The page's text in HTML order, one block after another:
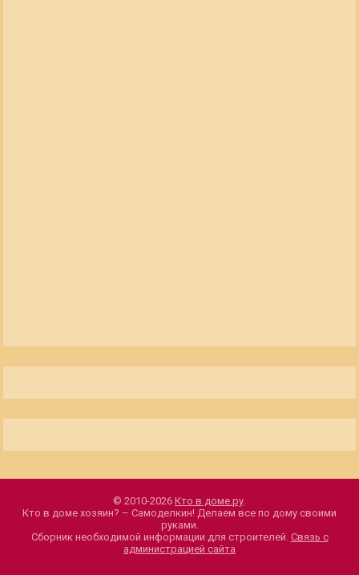
© 2010-2026 Кто в доме.ру.
Кто в доме хозяин? – Самоделкин! Делаем все по дому своими
руками.
Сборник необходимой информации для строителей. Связь с
администрацией сайта